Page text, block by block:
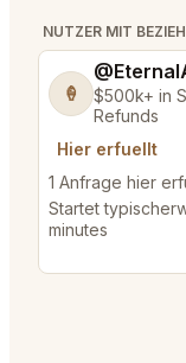
NUTZER MIT
🍦
$500k+ in
Refunds
Hier erfuellt
1 Anfrage hier
Startet
minutes